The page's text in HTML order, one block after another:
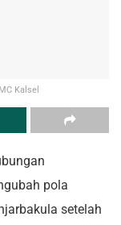
Kalsel
pola
setelah